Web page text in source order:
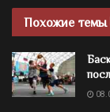
Похожие темы